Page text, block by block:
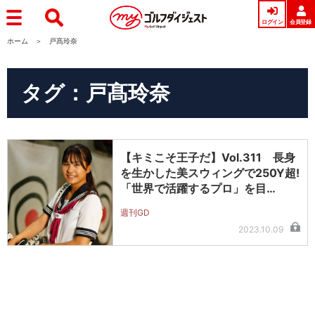
ログイン 会員登録
ホーム 戸髙玲奈
タグ：戸髙玲奈
【キミこそ王子だ】Vol.311 長身
を生かした美スウィングで250Y超!
「世界で活躍するプロ」を目…
週刊GD
2023.10.09